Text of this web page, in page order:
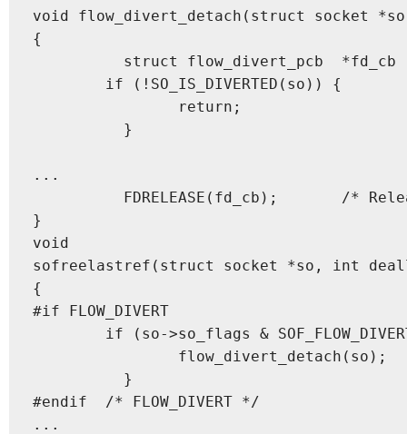
void flow_divert_detach(struct socket
{
...
}
void
sofreelastref(struct socket *so, int
{
#if FLOW_DIVERT
#endif  /* FLOW_DIVERT */
...